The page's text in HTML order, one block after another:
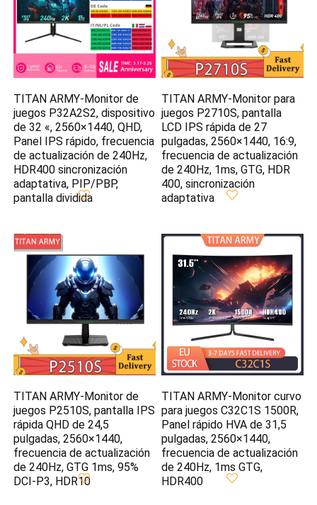
TITAN ARMY-Monitor de
juegos P32A2S2, dispositivo
de 32 «, 2560×1440, QHD,
Panel IPS rápido, frecuencia
de actualización de 240Hz,
HDR400 sincronización
adaptativa, PIP/PBP,
pantalla dividida
TITAN ARMY-Monitor para
juegos P2710S, pantalla
LCD IPS rápida de 27
pulgadas, 2560×1440, 16:9,
frecuencia de actualización
de 240Hz, 1ms, GTG, HDR
400, sincronización
adaptativa
TITAN ARMY-Monitor de
juegos P2510S, pantalla IPS
rápida QHD de 24,5
pulgadas, 2560×1440,
frecuencia de actualización
de 240Hz, GTG 1ms, 95%
DCI-P3, HDR10
TITAN ARMY-Monitor curvo
para juegos C32C1S 1500R,
Panel rápido HVA de 31,5
pulgadas, 2560×1440,
frecuencia de actualización
de 240Hz, 1ms GTG,
HDR400